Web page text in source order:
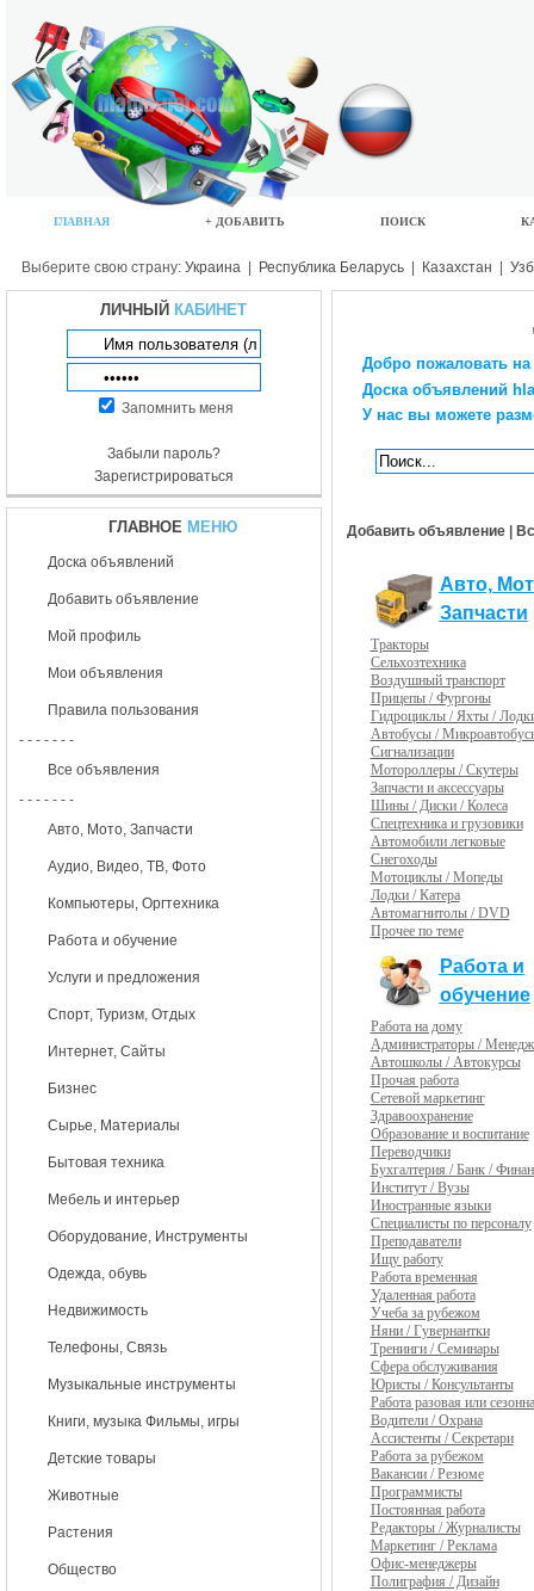
ГЛАВНАЯ + ДОБАВИТЬ ПОИСК
Выберите свою страну: Украина Республика Беларусь Казахстан
ЛИЧНЫЙ КАБИНЕТ
Запомнить меня
Забыли пароль?
Зарегистрироваться
ГЛАВНОЕ МЕНЮ
Доска объявлений
Добавить объявление
Мой профиль
Мои объявления
Правила пользования
- - - - - - -
Все объявления
- - - - - - -
Авто, Мото, Запчасти
Аудио, Видео, ТВ, Фото
Компьютеры, Оргтехника
Работа и обучение
Услуги и предложения
Спорт, Туризм, Отдых
Интернет, Сайты
Бизнес
Сырье, Материалы
Бытовая техника
Мебель и интерьер
Оборудование, Инструменты
Одежда, обувь
Недвижимость
Телефоны, Связь
Музыкальные инструменты
Книги, музыка Фильмы, игры
Детские товары
Животные
Растения
Общество
Добро пожаловать
Доска объявлений
У нас вы можете
Добавить объявление |
Авто,
Запчасти
Тракторы
Сельхозтехника
Воздушный транспорт
Прицепы / Фургоны
Гидроциклы / Яхты /
Автобусы /
Сигнализации
Мотороллеры / Скутеры
Запчасти и аксессуары
Шины / Диски / Колеса
Спецтехника и грузовики
Автомобили легковые
Снегоходы
Мотоциклы / Мопеды
Лодки / Катера
Автомагнитолы / DVD
Прочее по теме
Работа и
обучение
Работа на дому
Администраторы /
Автошколы / Автокурсы
Прочая работа
Сетевой маркетинг
Здравоохранение
Образование и воспитание
Переводчики
Бухгалтерия / Банк /
Институт / Вузы
Иностранные языки
Специалисты по персоналу
Преподаватели
Ищу работу
Работа временная
Удаленная работа
Учеба за рубежом
Няни / Гувернантки
Тренинги / Семинары
Сфера обслуживания
Юристы / Консультанты
Работа разовая или
Водители / Охрана
Ассистенты / Секретари
Работа за рубежом
Вакансии / Резюме
Программисты
Постоянная работа
Редакторы / Журналисты
Маркетинг / Реклама
Офис-менеджеры
Полиграфия / Дизайн